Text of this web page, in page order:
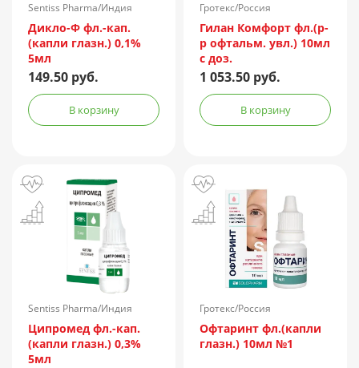
Sentiss Pharma/Индия
Дикло-Ф фл.-кап.
(капли глазн.) 0,1%
5мл
149.50 руб.
В корзину
Гротекс/Россия
Гилан Комфорт фл.(р-
р офтальм. увл.) 10мл
с доз.
1 053.50 руб.
В корзину
Sentiss Pharma/Индия
Ципромед фл.-кап.
(капли глазн.) 0,3%
5мл
Гротекс/Россия
Офтаринт фл.(капли
глазн.) 10мл №1